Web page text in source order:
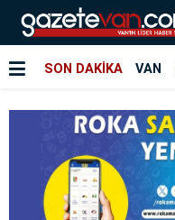
SON DAKİKA VAN